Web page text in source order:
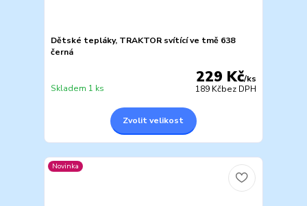
Dětské tepláky, TRAKTOR svítící ve tmě 638
černá
229 Kč/ks
189 Kčbez DPH
Skladem 1 ks
Zvolit velikost
Novinka